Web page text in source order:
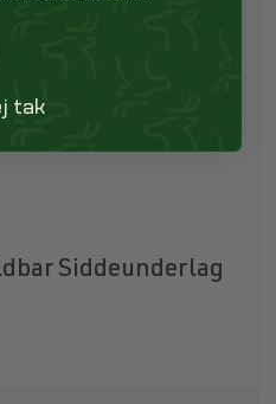
Siddeunderlag
tak